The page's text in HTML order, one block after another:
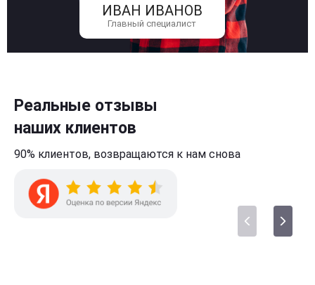
ИВАН ИВАНОВ
Главный специалист
Реальные отзывы
наших клиентов
90% клиентов, возвращаются к нам снова